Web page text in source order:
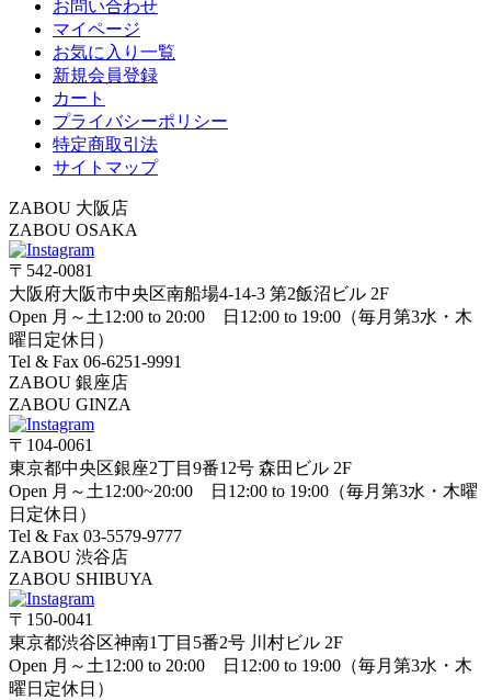
お問い合わせ
マイページ
お気に入り一覧
新規会員登録
カート
プライバシーポリシー
特定商取引法
サイトマップ
ZABOU 大阪店
ZABOU OSAKA
〒542-0081
大阪府大阪市中央区南船場4-14-3 第2飯沼ビル 2F
Open 月～土12:00 to 20:00 日12:00 to 19:00（毎月第3水・木
曜日定休日）
Tel & Fax 06-6251-9991
ZABOU 銀座店
ZABOU GINZA
〒104-0061
東京都中央区銀座2丁目9番12号 森田ビル 2F
Open 月～土12:00~20:00 日12:00 to 19:00（毎月第3水・木曜
日定休日）
Tel & Fax 03-5579-9777
ZABOU 渋谷店
ZABOU SHIBUYA
〒150-0041
東京都渋谷区神南1丁目5番2号 川村ビル 2F
Open 月～土12:00 to 20:00 日12:00 to 19:00（毎月第3水・木
曜日定休日）